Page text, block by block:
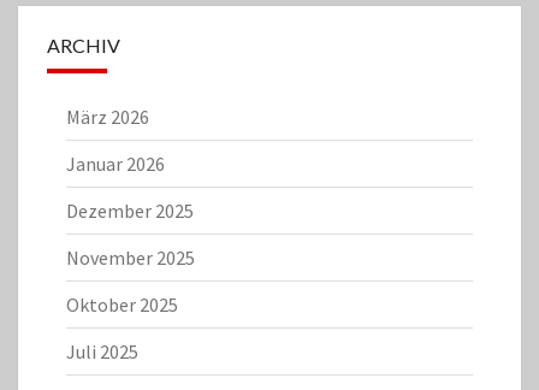
ARCHIV
März 2026
Januar 2026
Dezember 2025
November 2025
Oktober 2025
Juli 2025